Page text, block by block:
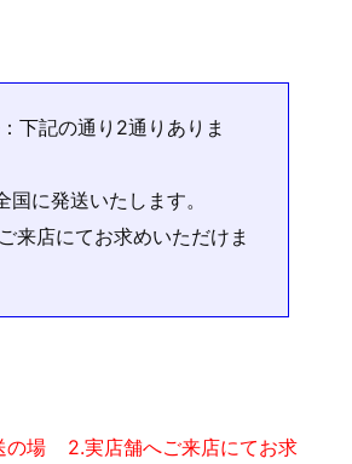
下記の通り2通りありま
国に発送いたします。
来店にてお求めいただけま
の場
2.実店舗へご来店にてお求